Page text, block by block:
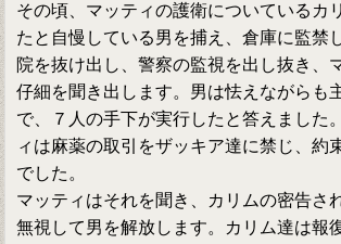
その頃、マッティの護衛についているカ
たと自慢している男を捕え、倉庫に監禁
院を抜け出し、警察の監視を出し抜き、
仔細を聞き出します。男は怯えながらも
で、７人の手下が実行したと答えました
ィは麻薬の取引をザッキア達に禁じ、約
でした。
マッティはそれを聞き、カリムの密告さ
無視して男を解放します。カリム達は報